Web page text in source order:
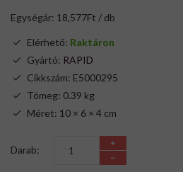
Egységár: 18,577Ft / db
Elérhető: Raktáron
Gyártó: RAPID
Cikkszám: E5000295
Tömeg: 0.39 kg
Méret: 10 × 6 × 4 cm
Darab: